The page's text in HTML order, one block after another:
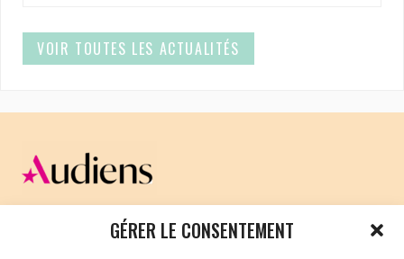
GÉRER LE CONSENTEMENT
VOIR TOUTES LES ACTUALITÉS
CELLULE D’ÉCOUTE ET DE SOUTIEN PSYCHOLOGIQUE ET